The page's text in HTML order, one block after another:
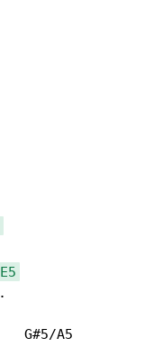
E5
G#5/A5